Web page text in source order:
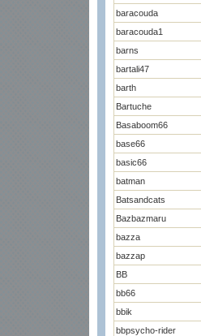
baracouda
baracouda1
barns
bartali47
barth
Bartuche
Basaboom66
base66
basic66
batman
Batsandcats
Bazbazmaru
bazza
bazzap
BB
bb66
bbik
bbpsycho-rider